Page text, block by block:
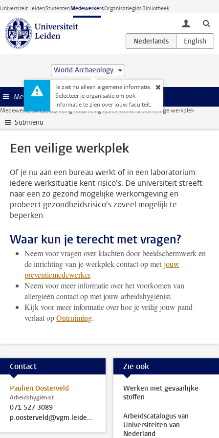
Ga direct naar de inhoud
Universiteit LeidenStudentenMedewerkersOrganisatiegidsBibliotheek
toggle
World Archaeology
Je ziet nu alleen algemene informatie.
Selecteer je organisatie om ook
informatie te zien over jouw faculteit.
Menu
Medewerkerswebsite Veiligheid Veilig fysiek werken Een veilige werkplek
Submenu
Een veilige werkplek
Of je nu aan een bureau werkt of in een laboratorium:
iedere werksituatie kent risico's. De universiteit streeft
naar een zo gezond mogelijke werkomgeving en
probeert gezondheidsrisico's zoveel mogelijk te
beperken.
Waar kun je terecht met vragen?
Neem voor vragen over klachten door beeldschermwerk en
de inrichting van je werkplek contact op met jouw
preventiemedewerker.
Neem voor meer informatie over het voorkomen van
allergieën contact op met jouw arbeidshygiënist.
Kijk voor meer informatie over hoe je veilig jouw pand
verlaat opOntruiming.
Contact
Paulien Oosterveld
Arbeidshygiënist
071 527 3089
p.oosterveld@vgm.leidenuniv.nl
Zie ook
Werken met gevaarlijke
stoffen
Arbeidscatalogus van
Universiteiten van
Nederland